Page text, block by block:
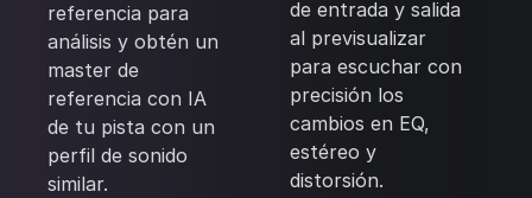
referencia para
análisis y obtén un
master de
referencia con IA
de tu pista con un
perfil de sonido
similar.
de entrada y salida
al previsualizar
para escuchar con
precisión los
cambios en EQ,
estéreo y
distorsión.